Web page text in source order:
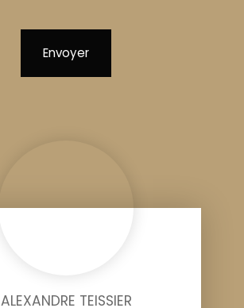
Envoyer
ALEXANDRE TEISSIER